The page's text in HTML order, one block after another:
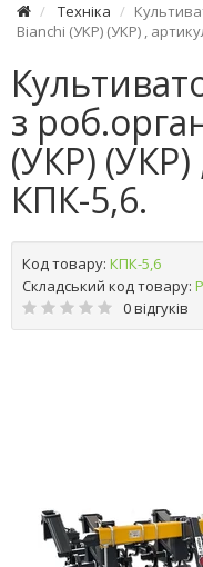
Техніка
Bianchi (УКР) (УКР) ,
з
(УКР) (УКР)
КПК-5,6.
Код товару: КПК-5,6
Складський код товару:
0 відгуків